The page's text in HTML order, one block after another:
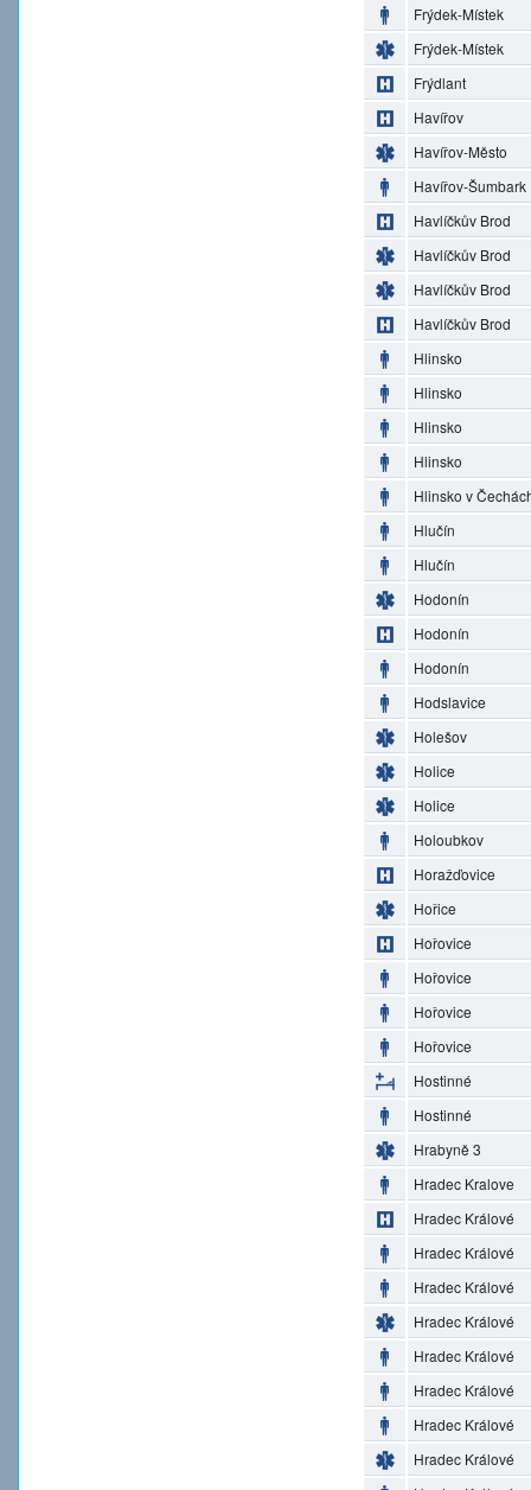
Frýdek-Místek
Frýdek-Místek
Frýdlant
Havířov
Havířov-Město
Havířov-Šumbark
Havlíčkův Brod
Havlíčkův Brod
Havlíčkův Brod
Havlíčkův Brod
Hlinsko
Hlinsko
Hlinsko
Hlinsko
Hlinsko v
Hlučín
Hlučín
Hodonín
Hodonín
Hodonín
Hodslavice
Holešov
Holice
Holice
Holoubkov
Horažďovice
Hořice
Hořovice
Hořovice
Hořovice
Hořovice
Hostinné
Hostinné
Hrabyně 3
Hradec Kralove
Hradec Králové
Hradec Králové
Hradec Králové
Hradec Králové
Hradec Králové
Hradec Králové
Hradec Králové
Hradec Králové